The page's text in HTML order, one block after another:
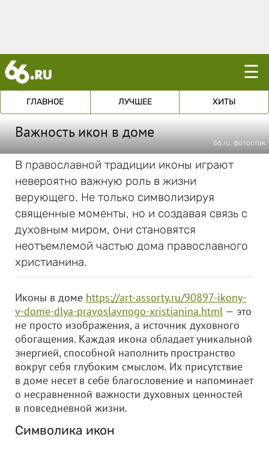
☰
ГЛАВНОЕ ЛУЧШЕЕ ХИТЫ
Важность икон в доме
66.ru, фотосток
В православной традиции иконы играют
невероятно важную роль в жизни
верующего. Не только символизируя
священные моменты, но и создавая связь с
духовным миром, они становятся
неотъемлемой частью дома православного
христианина.
Иконы в доме https://art-assorty.ru/90897-ikony-
v-dome-dlya-pravoslavnogo-xristianina.html — это
не просто изображения, а источник духовного
обогащения. Каждая икона обладает уникальной
энергией, способной наполнить пространство
вокруг себя глубоким смыслом. Их присутствие
в доме несет в себе благословение и напоминает
о несравненной важности духовных ценностей
в повседневной жизни.
Символика икон